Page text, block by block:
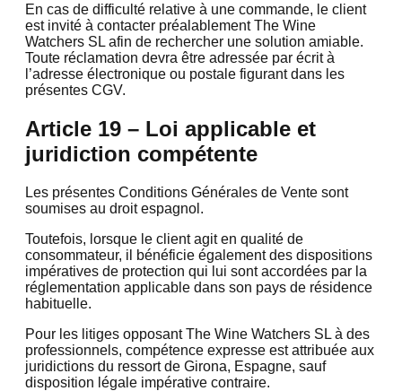
En cas de difficulté relative à une commande, le client
est invité à contacter préalablement The Wine
Watchers SL afin de rechercher une solution amiable.
Toute réclamation devra être adressée par écrit à
l’adresse électronique ou postale figurant dans les
présentes CGV.
Article 19 – Loi applicable et
juridiction compétente
Les présentes Conditions Générales de Vente sont
soumises au droit espagnol.
Toutefois, lorsque le client agit en qualité de
consommateur, il bénéficie également des dispositions
impératives de protection qui lui sont accordées par la
réglementation applicable dans son pays de résidence
habituelle.
Pour les litiges opposant The Wine Watchers SL à des
professionnels, compétence expresse est attribuée aux
juridictions du ressort de Girona, Espagne, sauf
disposition légale impérative contraire.